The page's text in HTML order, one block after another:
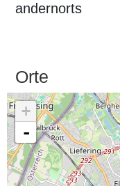
andernorts
Orte
+
-